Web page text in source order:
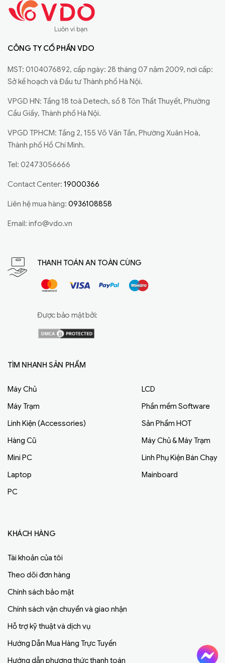
CÔNG TY CỔ PHẦN VDO
MST: 0104076892, cấp ngày: 28 tháng 07 năm 2009, nơi cấp:
Sở kế hoạch và Đầu tư Thành phố Hà Nội.
VPGD HN: Tầng 18 toà Detech, số 8 Tôn Thất Thuyết, Phường
Cầu Giấy, Thành phố Hà Nội.
VPGD TPHCM: Tầng 2, 155 Võ Văn Tần, Phường Xuân Hoà,
Thành phố Hồ Chí Minh.
Tel: 02473056666
Contact Center: 19000366
Liên hệ mua hàng: 0936108858
Email: info@vdo.vn
THANH TOÁN AN TOÀN CÙNG
Được bảo mật bởi:
TÌM NHANH SẢN PHẨM
Máy Chủ
Máy Trạm
Linh Kiện (Accessories)
Hàng Cũ
Mini PC
Laptop
PC
LCD
Phần mềm Software
Sản Phẩm HOT
Máy Chủ & Máy Trạm
Linh Phụ Kiện Bán Chạy
Mainboard
KHÁCH HÀNG
Tài khoản của tôi
Theo dõi đơn hàng
Chính sách bảo mật
Chính sách vận chuyển và giao nhận
Hỗ trợ kỹ thuật và dịch vụ
Hướng Dẫn Mua Hàng Trực Tuyến
Hướng dẫn phương thức thanh toán